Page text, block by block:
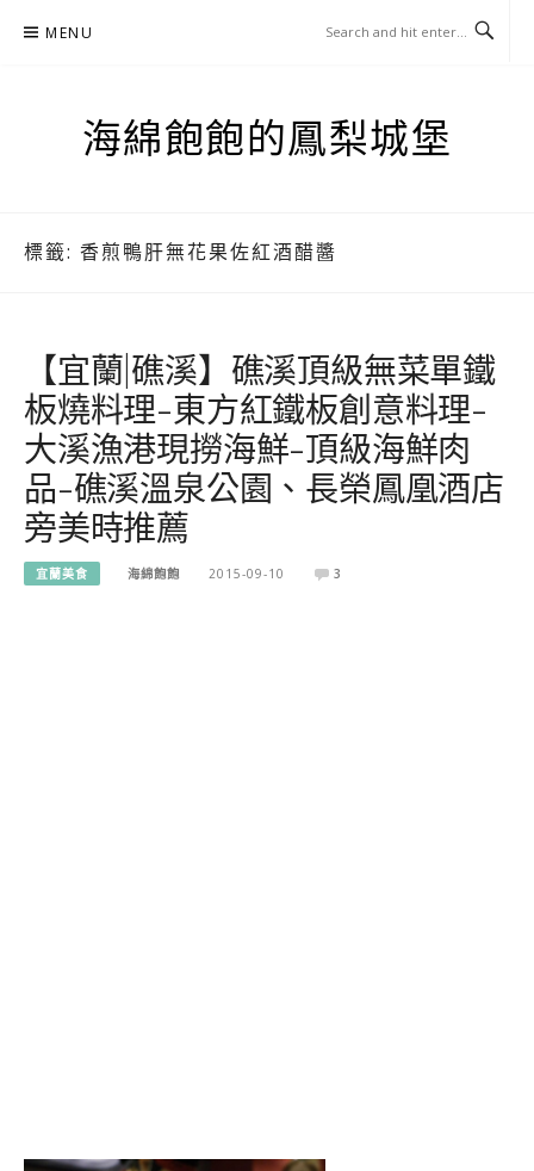
MENU
海綿飽飽的鳳梨城堡
標籤: 香煎鴨肝無花果佐紅酒醋醬
【宜蘭|礁溪】礁溪頂級無菜單鐵
板燒料理-東方紅鐵板創意料理-
大溪漁港現撈海鮮-頂級海鮮肉
品-礁溪溫泉公園、長榮鳳凰酒店
旁美時推薦
宜蘭美食 海綿飽飽 2015-09-10 3